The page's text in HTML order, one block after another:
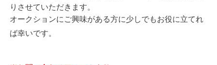
りさせていただきます。
オークションにご興味がある方に少しでもお役に立てれ
ば幸いです。